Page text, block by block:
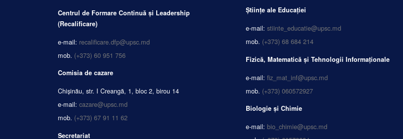
Centrul de Formare Continuă și Leadership
(Recalificare)
e-mail: recalificare.dfp@upsc.md
mob. (+373) 60 951 756
Comisia de cazare
Chișinău, str. I Creangă, 1, bloc 2, birou 14
e-mail: cazare@upsc.md
mob. (+373) 67 91 11 62
Secretariat
Științe ale Educației
e-mail: stiinte_educatie@upsc.md
mob. (+373) 68 684 214
Fizică, Matematică și Tehnologii Informaționale
e-mail: fiz_mat_inf@upsc.md
mob. (+373) 060572927
Biologie și Chimie
e-mail: bio_chimie@upsc.md